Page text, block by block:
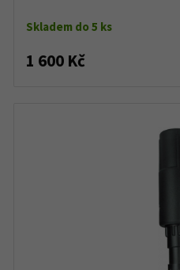
Skladem do 5 ks
1 600 Kč